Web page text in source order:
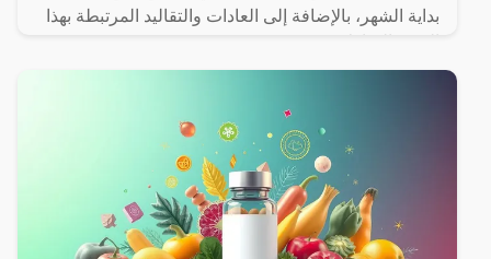
بداية الشهر، بالإضافة إلى العادات والتقاليد المرتبطة بهذا